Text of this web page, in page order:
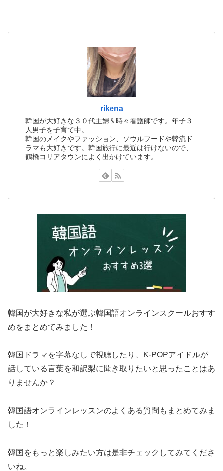
rikena
韓国が大好きな３０代主婦＆時々看護師です。年子３
人男子を子育て中。
韓国のメイクやファッション、ソウルフードや韓流ド
ラマも大好きです。韓国旅行に最近は行けないので、
鶴橋コリアタウンによく出かけています。
韓国が大好きな私が選ぶ韓国語オンラインスクールおすす
めをまとめてみました！
韓国ドラマを字幕なしで視聴したり、K-POPアイドルが
話している言葉を和訳梨に聞き取りたいと思ったことはあ
りませんか？
韓国語オンラインレッスンのよくある質問もまとめてみま
した！
韓国をもっと楽しみたい方は是非チェックしてみてくださ
いね。